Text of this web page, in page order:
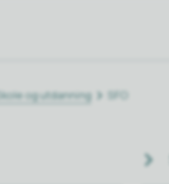
og utdanning SFO